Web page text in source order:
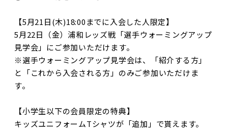
【5月21日(木)18:00までに入会した人限定】
5月22日（金）浦和レッズ戦「選手ウォーミングアップ
見学会」にご参加いただけます。
※選手ウォーミングアップ見学会は、「紹介する方」
と「これから入会される方」のみご参加いただけま
す。
【小学生以下の会員限定の特典】
キッズユニフォームTシャツが「追加」で貰えます。